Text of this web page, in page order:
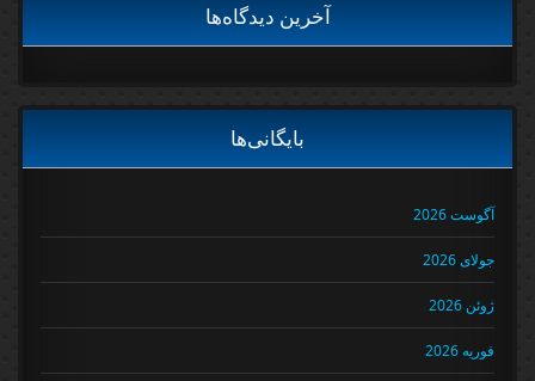
آخرین دیدگاه‌ها
بایگانی‌ها
آگوست 2026
جولای 2026
ژوئن 2026
فوریه 2026